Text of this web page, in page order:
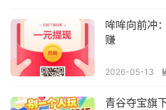
哞哞向前冲
赚
2026-05-13
青谷夺宝旗